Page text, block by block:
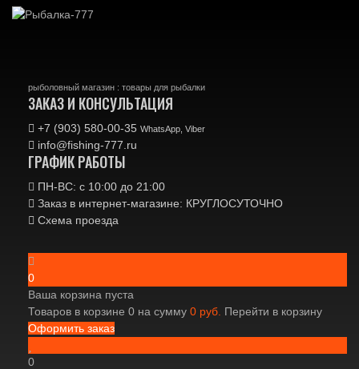
рыболовный магазин : товары для рыбалки
ЗАКАЗ И КОНСУЛЬТАЦИЯ
+7 (903) 580-00-35‬ WhatsApp, Viber
info@fishing-777.ru
ГРАФИК РАБОТЫ
ПН-ВС: с 10:00 до 21:00
Заказ в интернет-магазине: КРУГЛОСУТОЧНО
Схема проезда
0
Ваша корзина пуста
Товаров в корзине 0 на сумму 0 руб. Перейти в корзину
Оформить заказ
0